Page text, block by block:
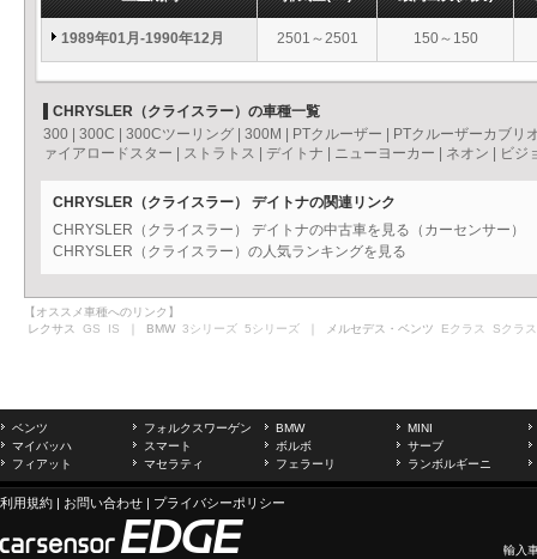
1989年01月-1990年12月 2501～2501 150～150
CHRYSLER（クライスラー）の車種一覧
300
300C 300Cツーリング 300M PTクルーザー
PTクルーザーカブリ
ァイアロードスター
ストラトス デイトナ ニューヨーカー ネオン ビジ
CHRYSLER（クライスラー） デイトナの関連リンク
CHRYSLER（クライスラー） デイトナの中古車を見る（カーセンサー）
CHRYSLER（クライスラー）の人気ランキングを見る
【オススメ車種へのリンク】
レクサス GS IS ｜ BMW 3シリーズ 5シリーズ ｜ メルセデス・ベンツ Eクラス Sクラス
ベンツ フォルクスワーゲン BMW
MINI
マイバッハ
スマート ボルボ
サーブ
フィアット
マセラティ フェラーリ ランボルギーニ
利用規約 | お問い合わせ | プライバシーポリシー
輸入